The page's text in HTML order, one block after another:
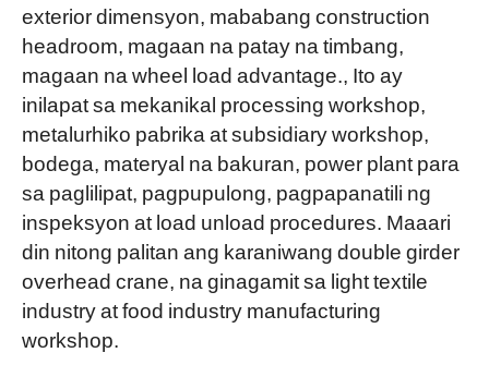
exterior dimensyon, mababang construction
headroom, magaan na patay na timbang,
magaan na wheel load advantage., Ito ay
inilapat sa mekanikal processing workshop,
metalurhiko pabrika at subsidiary workshop,
bodega, materyal na bakuran, power plant para
sa paglilipat, pagpupulong, pagpapanatili ng
inspeksyon at load unload procedures. Maaari
din nitong palitan ang karaniwang double girder
overhead crane, na ginagamit sa light textile
industry at food industry manufacturing
workshop.